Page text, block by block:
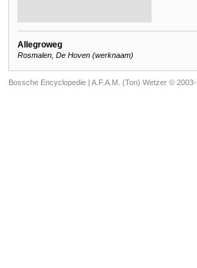
Allegroweg
Rosmalen, De Hoven (werknaam)
Bossche Encyclopedie | A.F.A.M. (Ton) Wetzer ©